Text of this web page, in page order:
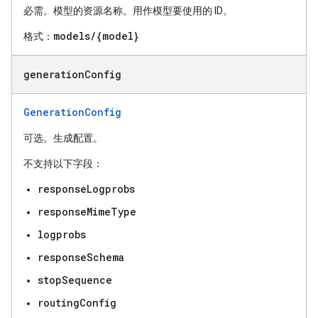
必需。模型的资源名称。用作模型要使用的 ID。
格式： models/{model}
generationConfig
GenerationConfig
可选。生成配置。
不支持以下字段：
responseLogprobs
responseMimeType
logprobs
responseSchema
stopSequence
routingConfig